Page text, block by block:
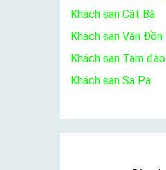
Khách sạn Cát Bà
Khách sạn Vân Đồn
Khách sạn Tam đào
Khách sạn Sa Pa